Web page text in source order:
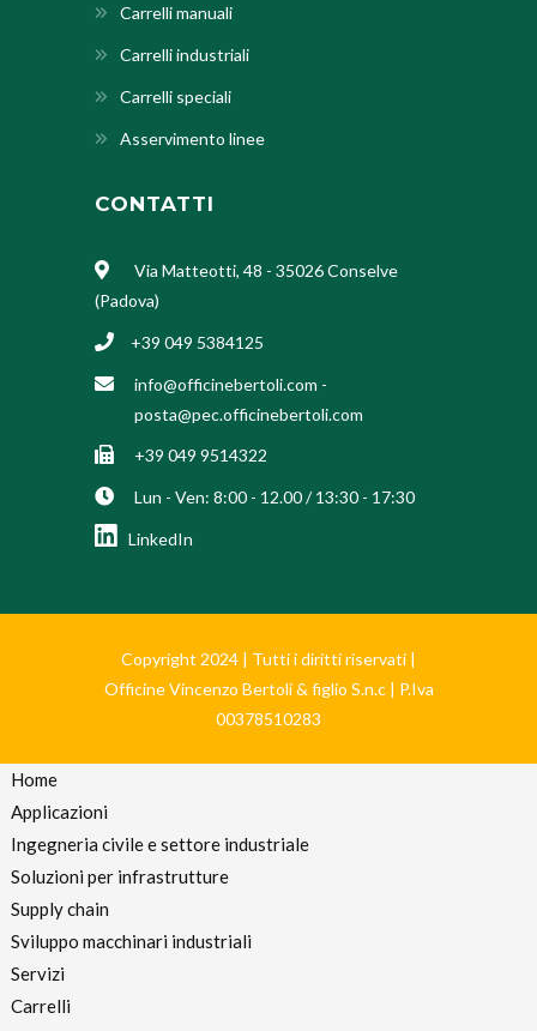
Carrelli manuali
Carrelli industriali
Carrelli speciali
Asservimento linee
CONTATTI
Via Matteotti, 48 - 35026 Conselve
(Padova)
+39 049 5384125
info@officinebertoli.com -
posta@pec.officinebertoli.com
+39 049 9514322
Lun - Ven: 8:00 - 12.00 / 13:30 - 17:30
LinkedIn
Copyright 2024 | Tutti i diritti riservati |
Officine Vincenzo Bertoli & figlio S.n.c | P.Iva
00378510283
Home
Applicazioni
Ingegneria civile e settore industriale
Soluzioni per infrastrutture
Supply chain
Sviluppo macchinari industriali
Servizi
Carrelli